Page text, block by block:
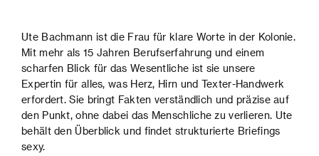
Ute Bachmann ist die Frau für klare Worte in der Kolonie.
Mit mehr als 15 Jahren Berufserfahrung und einem
scharfen Blick für das Wesentliche ist sie unsere
Expertin für alles, was Herz, Hirn und Texter-Handwerk
erfordert. Sie bringt Fakten verständlich und präzise auf
den Punkt, ohne dabei das Menschliche zu verlieren. Ute
behält den Überblick und findet strukturierte Briefings
sexy.